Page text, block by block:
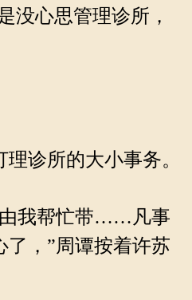
没心思管理诊所，
诊所的大小事务。
由我帮忙带……凡事
，”周谭按着许苏